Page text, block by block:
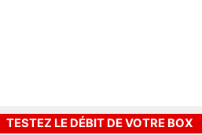
TESTEZ LE DÉBIT DE VOTRE BOX